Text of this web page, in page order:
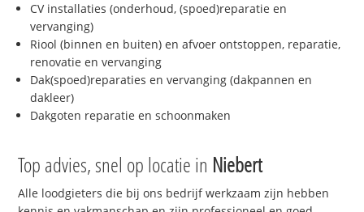
CV installaties (onderhoud, (spoed)reparatie en
vervanging)
Riool (binnen en buiten) en afvoer ontstoppen, reparatie,
renovatie en vervanging
Dak(spoed)reparaties en vervanging (dakpannen en
dakleer)
Dakgoten reparatie en schoonmaken
Top advies, snel op locatie in Niebert
Alle loodgieters die bij ons bedrijf werkzaam zijn hebben